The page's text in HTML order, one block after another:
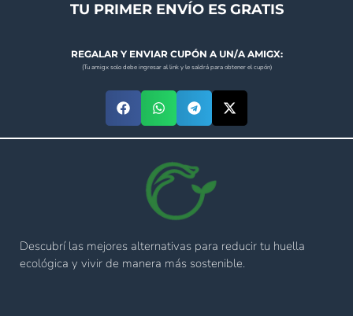
TU PRIMER ENVÍO ES GRATIS
REGALAR Y ENVIAR CUPÓN A UN/A AMIGX:
(Tu amigx solo debe ingresar al link y le saldrá para obtener el cupón)
Descubrí las mejores alternativas para reducir tu huella
ecológica y vivir de manera más sostenible.